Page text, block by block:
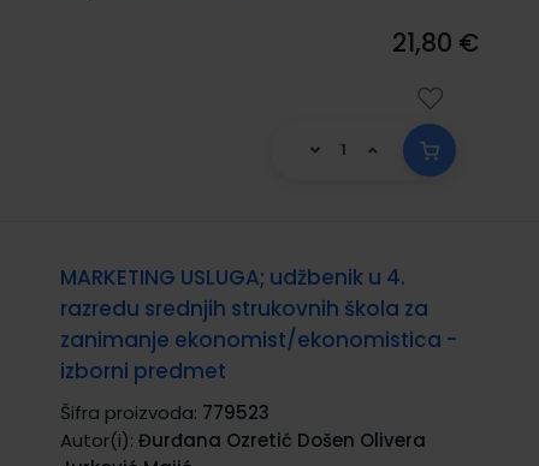
21,80 €
MARKETING USLUGA; udžbenik u 4.
razredu srednjih strukovnih škola za
zanimanje ekonomist/ekonomistica -
izborni predmet
Šifra proizvoda: 779523
Autor(i): Đurđana Ozretić Došen Olivera